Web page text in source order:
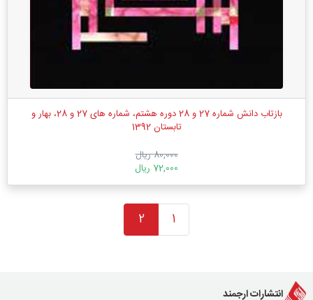
بازتاب دانش شماره 27 و 28 دوره هشتم، شماره های 27 و 28، بهار و
تابستان 1392
80,000 ریال
72,000 ریال
1
2
انتشارات ارجمند